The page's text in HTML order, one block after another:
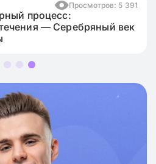
Просмотров: 5 391
процесс:
— Серебряный век